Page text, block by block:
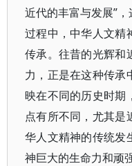
近代的丰富与发展”
过程中，中华人文精
传承。往昔的光辉和
力，正是在这种传承
映在不同的历史时期
点有所不同，尤其是
华人文精神的传统发
神巨大的生命力和顽